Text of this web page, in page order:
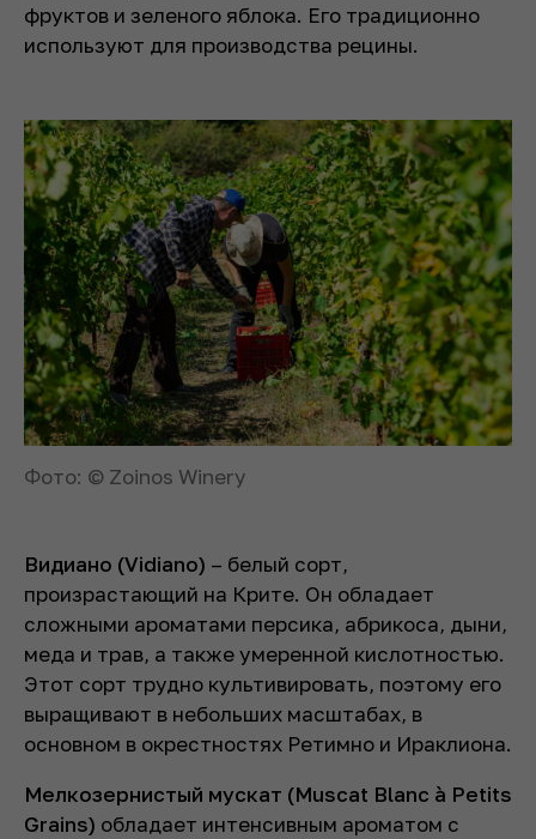
фруктов и зеленого яблока. Его традиционно
используют для производства рецины.
Фото: © Zoinos Winery
Видиано (Vidiano) – белый сорт,
произрастающий на Крите. Он обладает
сложными ароматами персика, абрикоса, дыни,
меда и трав, а также умеренной кислотностью.
Этот сорт трудно культивировать, поэтому его
выращивают в небольших масштабах, в
основном в окрестностях Ретимно и Ираклиона.
Мелкозернистый мускат (Muscat Blanc à Petits
Grains) обладает интенсивным ароматом с